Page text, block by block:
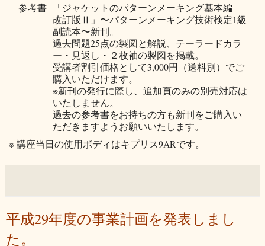
参考書
「ジャケットのパターンメーキング基本編
改訂版Ⅱ」〜パターンメーキング技術検定1級
副読本〜新刊。
過去問題25点の製図と解説、テーラードカラ
ー・見返し・２枚袖の製図を掲載。
受講者割引価格として3,000円（送料別）でご
購入いただけます。
※新刊の発行に際し、追加頁のみの別売対応は
いたしません。
過去の参考書をお持ちの方も新刊をご購入い
ただきますようお願いいたします。
※ 講座当日の使用ボディはキプリス9ARです。
平成29年度の事業計画を発表しまし
た。